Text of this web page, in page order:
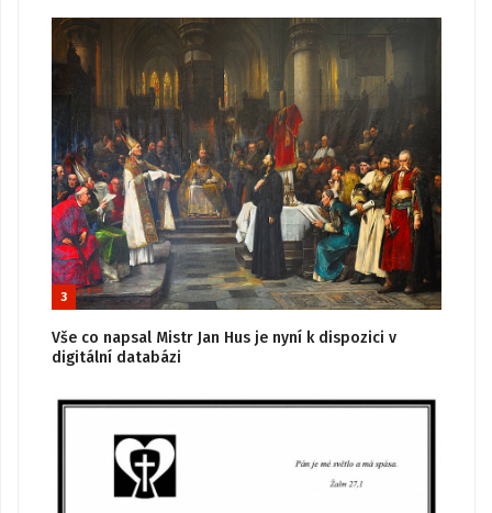
3
Vše co napsal Mistr Jan Hus je nyní k dispozici v
digitální databázi